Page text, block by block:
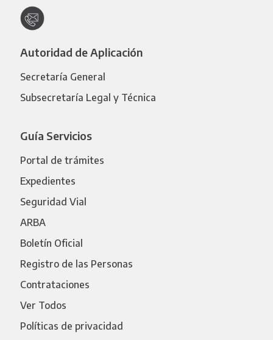
Autoridad de Aplicación
Secretaría General
Subsecretaría Legal y Técnica
Guía Servicios
Portal de trámites
Expedientes
Seguridad Vial
ARBA
Boletín Oficial
Registro de las Personas
Contrataciones
Ver Todos
Políticas de privacidad